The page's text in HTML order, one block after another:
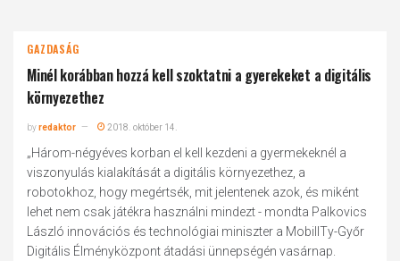
GAZDASÁG
Minél korábban hozzá kell szoktatni a gyerekeket a digitális
környezethez
byredaktor 2018. október 14.
„Három-négyéves korban el kell kezdeni a gyermekeknél a
viszonyulás kialakítását a digitális környezethez, a
robotokhoz, hogy megértsék, mit jelentenek azok, és miként
lehet nem csak játékra használni mindezt - mondta Palkovics
László innovációs és technológiai miniszter a MobilITy-Győr
Digitális Élményközpont átadási ünnepségén vasárnap.